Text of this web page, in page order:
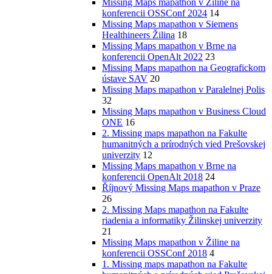
Missing Maps mapathon v Žiline na
konferencii OSSConf 2024 14
Missing Maps mapathon v Siemens
Healthineers Žilina 18
Missing Maps mapathon v Brne na
konferencii OpenAlt 2022 23
Missing Maps mapathon na Geografickom
ústave SAV 20
Missing Maps mapathon v Paralelnej Polis
32
Missing Maps mapathon v Business Cloud
ONE 16
2. Missing maps mapathon na Fakulte
humanitných a prírodných vied Prešovskej
univerzity 12
Missing Maps mapathon v Brne na
konferencii OpenAlt 2018 24
Říjnový Missing Maps mapathon v Praze
26
2. Missing Maps mapathon na Fakulte
riadenia a informatiky Žilinskej univerzity
21
Missing Maps mapathon v Žiline na
konferencii OSSConf 2018 4
1. Missing maps mapathon na Fakulte